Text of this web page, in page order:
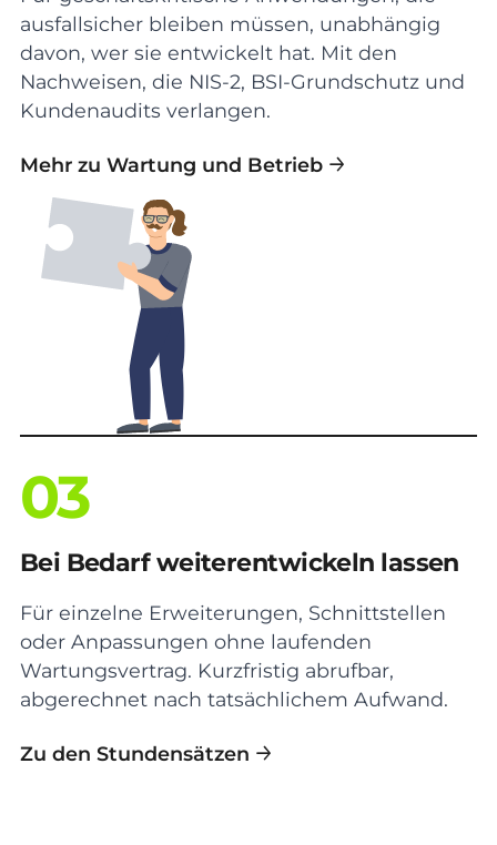
ausfallsicher bleiben müssen, unabhängig
davon, wer sie entwickelt hat. Mit den
Nachweisen, die NIS-2, BSI-Grundschutz und
Kundenaudits verlangen.
Mehr zu Wartung und Betrieb
03
Bei Bedarf weiterentwickeln lassen
Für einzelne Erweiterungen, Schnittstellen
oder Anpassungen ohne laufenden
Wartungsvertrag. Kurzfristig abrufbar,
abgerechnet nach tatsächlichem Aufwand.
Zu den Stundensätzen